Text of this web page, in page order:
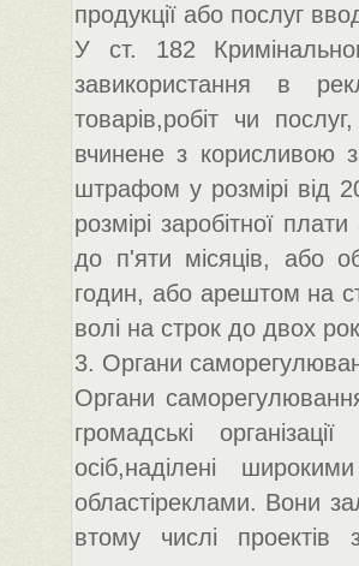
продукції або послуг
У ст. 182
завикористання в
товарів,робіт чи
вчинене з корисливою
штрафом у розмірі від
розмірі заробітної
до п'яти місяців, або
годин, або арештом на
волі на строк до двох
3. Органи
Органи
громадські
осіб,наділені
областіреклами. Вони
втому числі проектів